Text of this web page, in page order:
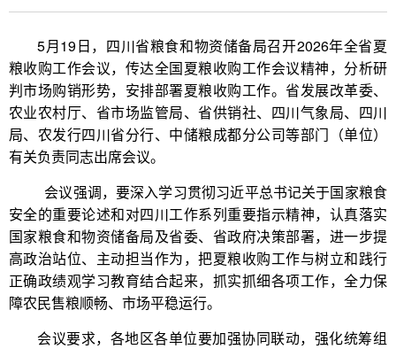
5月19日，四川省粮食和物资储备局召开2026年全省夏
粮收购工作会议，传达全国夏粮收购工作会议精神，分析研
判市场购销形势，安排部署夏粮收购工作。省发展改革委、
农业农村厅、省市场监管局、省供销社、四川气象局、四川
局、农发行四川省分行、中储粮成都分公司等部门（单位）
有关负责同志出席会议。
会议强调，要深入学习贯彻习近平总书记关于国家粮食
安全的重要论述和对四川工作系列重要指示精神，认真落实
国家粮食和物资储备局及省委、省政府决策部署，进一步提
高政治站位、主动担当作为，把夏粮收购工作与树立和践行
正确政绩观学习教育结合起来，抓实抓细各项工作，全力保
障农民售粮顺畅、市场平稳运行。
会议要求，各地区各单位要加强协同联动，强化统筹组